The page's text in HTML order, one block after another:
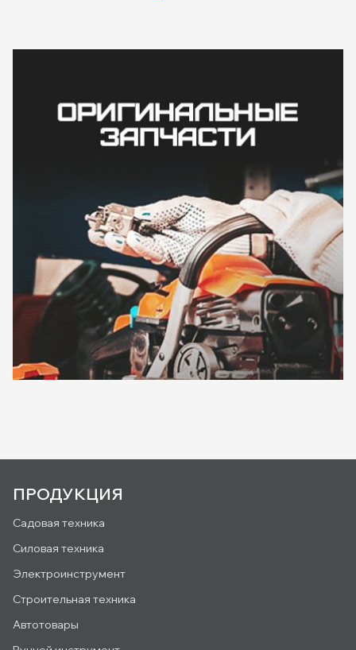
ПРОДУКЦИЯ
Садовая техника
Силовая техника
Электроинструмент
Строительная техника
Автотовары